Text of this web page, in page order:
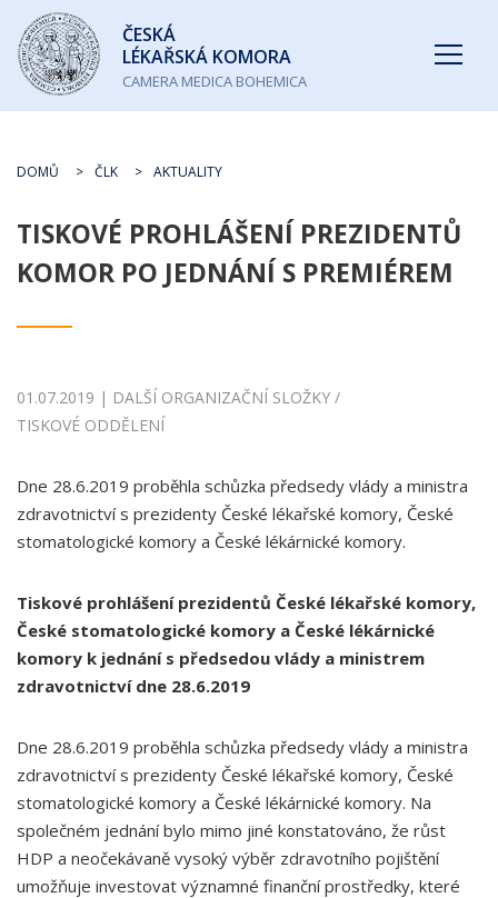
Česká
lékařská
komora
ČESKÁ
LÉKAŘSKÁ KOMORA
CAMERA MEDICA BOHEMICA
DOMŮ ČLK AKTUALITY
TISKOVÉ PROHLÁŠENÍ PREZIDENTŮ
KOMOR PO JEDNÁNÍ S PREMIÉREM
01.07.2019 | DALŠÍ ORGANIZAČNÍ SLOŽKY /
TISKOVÉ ODDĚLENÍ
Dne 28.6.2019 proběhla schůzka předsedy vlády a ministra
zdravotnictví s prezidenty České lékařské komory, České
stomatologické komory a České lékárnické komory.
Tiskové prohlášení prezidentů České lékařské komory,
České stomatologické komory a České lékárnické
komory k jednání s předsedou vlády a ministrem
zdravotnictví dne 28.6.2019
Dne 28.6.2019 proběhla schůzka předsedy vlády a ministra
zdravotnictví s prezidenty České lékařské komory, České
stomatologické komory a České lékárnické komory. Na
společném jednání bylo mimo jiné konstatováno, že růst
HDP a neočekávaně vysoký výběr zdravotního pojištění
umožňuje investovat významné finanční prostředky, které